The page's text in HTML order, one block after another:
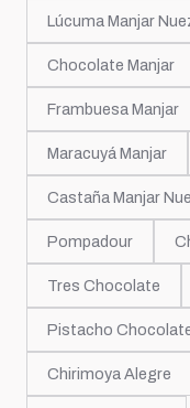
Lúcuma Manjar
Chocolate Manjar
Frambuesa Manjar
Maracuyá Manjar
Castaña Manjar
Pompadour
Tres Chocolate
Pistacho
Chirimoya Alegre